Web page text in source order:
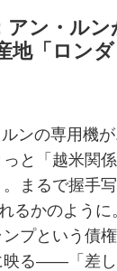
アン・ルン
地「ロン
ンの専用機
と「越米関
まるで握手
るかのよう
プという債
映る——「差し